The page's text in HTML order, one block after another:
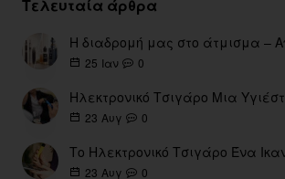
Τελευταία άρθρα
25 Ιαν 0
Ηλεκτρονικό Τσιγάρο Μια
23 Αυγ 0
23 Αυγ 0